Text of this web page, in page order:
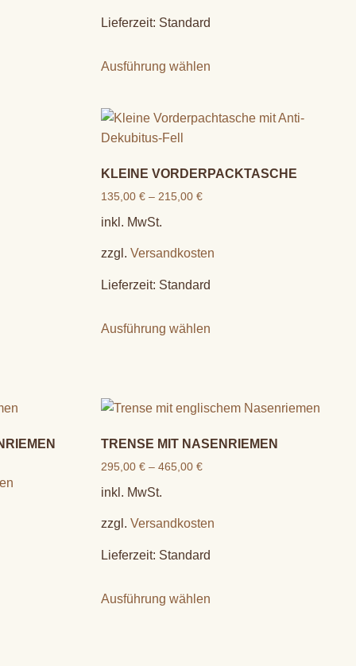
Lieferzeit: Standard
Ausführung wählen
KLEINE VORDERPACKTASCHE
135,00 € – 215,00 €
inkl. MwSt.
zzgl. Versandkosten
Lieferzeit: Standard
Ausführung wählen
TRENSE MIT NASENRIEMEN
295,00 € – 465,00 €
inkl. MwSt.
zzgl. Versandkosten
Lieferzeit: Standard
Ausführung wählen